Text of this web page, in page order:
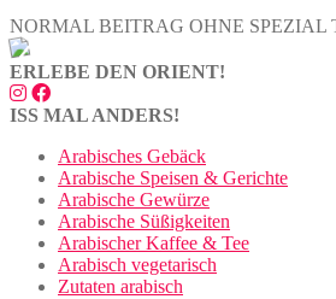
NORMAL BEITRAG OHNE SPEZIAL
ERLEBE DEN ORIENT!
ISS MAL ANDERS!
Arabisches Gebäck
Arabische Speisen & Gerichte
Arabische Gewürze
Arabische Süßigkeiten
Arabischer Kaffee & Tee
Arabisch vegetarisch
Zutaten arabisch